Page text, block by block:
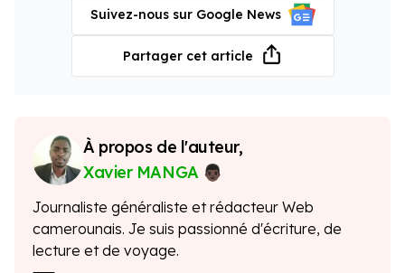
Suivez-nous sur Google News
Partager cet article
À propos de l'auteur,
Xavier MANGA
Journaliste généraliste et rédacteur Web
camerounais. Je suis passionné d'écriture, de
lecture et de voyage.